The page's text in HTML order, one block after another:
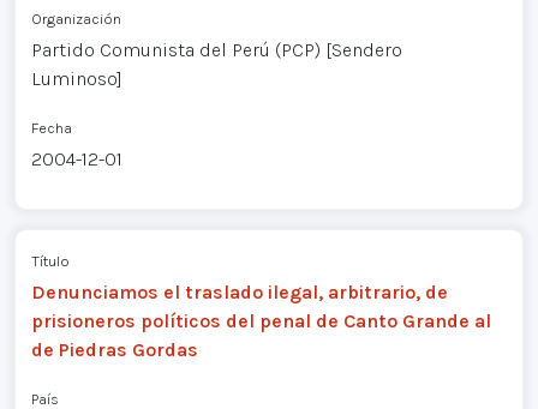
Organización
Partido Comunista del Perú (PCP) [Sendero
Luminoso]
Fecha
2004-12-01
Título
Denunciamos el traslado ilegal, arbitrario, de
prisioneros políticos del penal de Canto Grande al
de Piedras Gordas
País